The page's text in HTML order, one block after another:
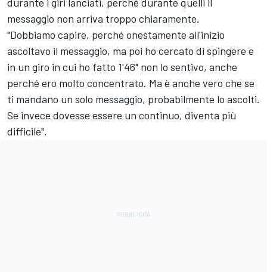
messaggio non arriva troppo chiaramente.
"Dobbiamo capire, perché onestamente all'inizio
ascoltavo il messaggio, ma poi ho cercato di spingere e
in un giro in cui ho fatto 1'46" non lo sentivo, anche
perché ero molto concentrato. Ma è anche vero che se
ti mandano un solo messaggio, probabilmente lo ascolti.
Se invece dovesse essere un continuo, diventa più
difficile".